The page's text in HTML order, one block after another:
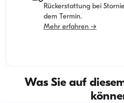
Rückerstattung bei
dem Termin.
Mehr erfahren →
Was Sie auf